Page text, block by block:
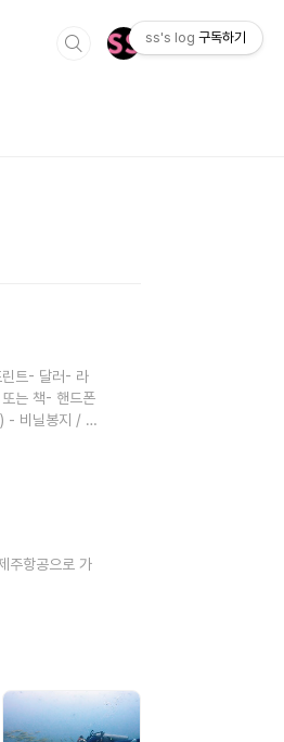
트- 달러- 라
는 책- 핸드폰
- 비닐봉지 / 지
가방- 방풍자
주항공으로 가
ss's log 구독하기